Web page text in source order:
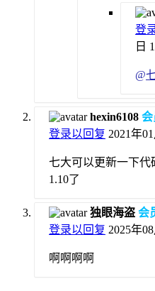
登
日
@
hexin6108 会
登录以回复 2021年
七大可以更新一下代
1.10了
独眼海盗 会
登录以回复 2025年
啊啊啊啊